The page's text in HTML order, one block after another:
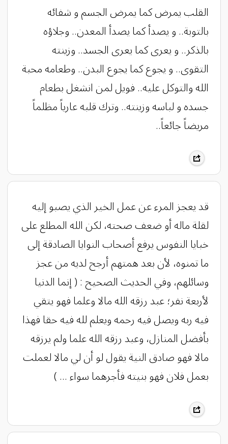
القلب يمرض كما يمرض الجسم و شفائه
بالتوبة.. و يصدأ كما يصدأ المعدن.. وجلاؤه
بالذكر.. و يعرى كما يعرى الجسد.. وزينته
التقوى.. و يجوع كما يجوع البدن.. وطعامه محبة
الله والتوكل عليه.. فويل لمن انشغل بطعام
جسده و لباسه وزينته.. وترك قلبه عارياً مظلماً
مريضاً جائعاً..
قد يعجز المرء عن عمل الخير الذي يصبو إليه
لقلة ماله أو ضعف صحته، لكن الله المطلع على
خبايا النفوس يرفع أصحاب النوايا الصادقة إلى
ما تمنوه، لأن بعد همتهم أرجح لديه من عجز
وسائلهم، وفي الحديث الصحيح : ( إنما الدنيا
لأربعة نفر؛ عبد رزقه الله مالا وعلما فهو يتقي
فيه ربه ويصل فيه رحمه ويعلم لله فيه حقا فهذا
بأفضل المنازل، وعبد رزقه الله علما ولم يرزقه
مالا فهو صادق النية يقول لو أن لي مالا لعملت
بعمل فلان فهو بنيته فأجرهما سواء ... )